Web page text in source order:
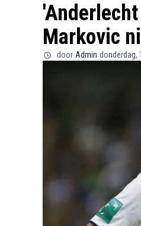
Markovic
door Admin donderdag,